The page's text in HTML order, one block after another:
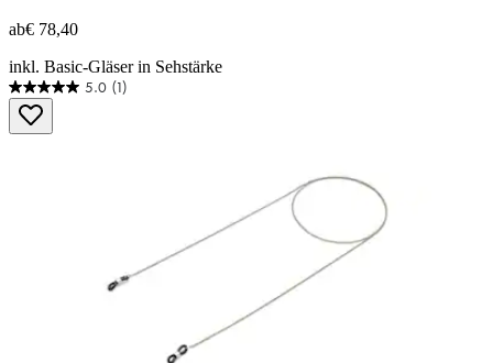
ab€ 78,40
inkl. Basic-Gläser in Sehstärke
5.0 (1)
5.0
von
5